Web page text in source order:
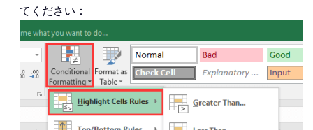
てください：